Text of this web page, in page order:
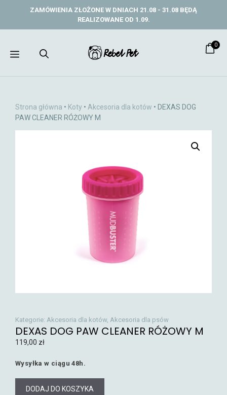
ZAMÓWIENIA ZŁOŻONE W DNIACH 21.08 - 31.08 BĘDĄ
REALIZOWANE OD 1.09.
Menu
0
Strona główna • Koty • Akcesoria dla kotów • DEXAS DOG
PAW CLEANER RÓŻOWY M
DEXAS DOG PAW CLEANER RÓŻOWY M
119,00 zł
Wysyłka w ciągu 48h.
DODAJ DO KOSZYKA
Kategorie: Akcesoria dla kotów, Akcesoria dla psów